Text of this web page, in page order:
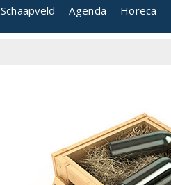
Schaapveld Agenda Horeca